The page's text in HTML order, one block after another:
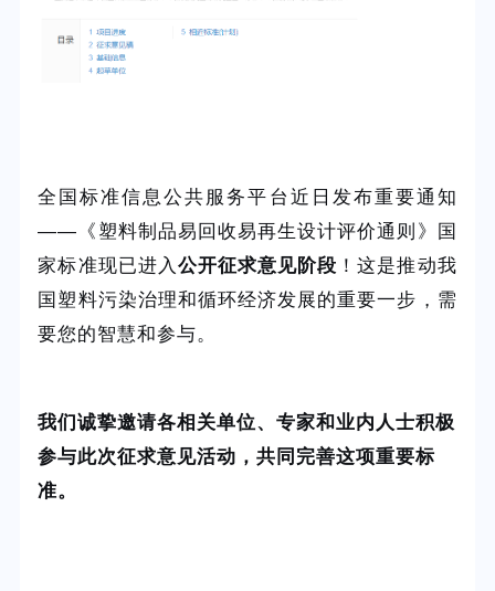
全国标准信息公共服务平台近日发布重要通知
——《塑料制品易回收易再生设计评价通则》国
家标准现已进入 公开征求意见阶段 ！这是推动我
国塑料污染治理和循环经济发展的重要一步，需
要您的智慧和参与。
我们诚挚邀请各相关单位、专家和业内人士积极
参与此次征求意见活动，共同完善这项重要标
准。